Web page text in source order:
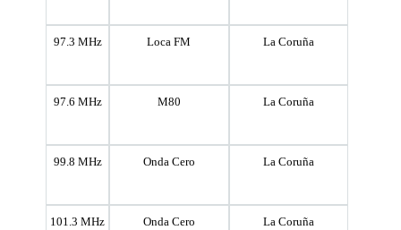
97.3 MHz Loca FM La Coruña
97.6 MHz M80 La Coruña
99.8 MHz Onda Cero La Coruña
101.3 MHz Onda Cero La Coruña